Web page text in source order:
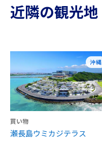
近隣の観光地
沖縄
買い物
瀬長島ウミカジテラス